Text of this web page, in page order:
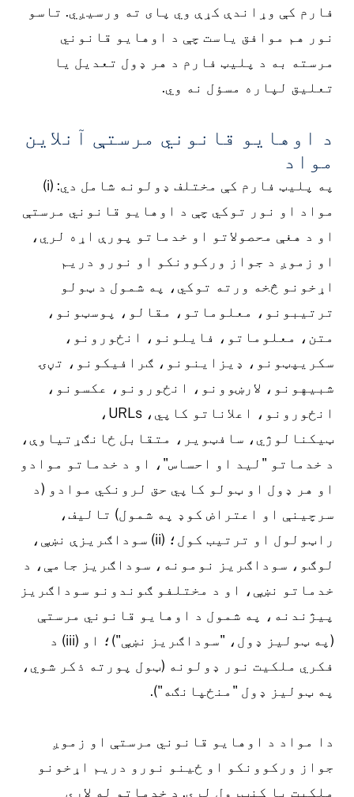
فارم کې وړاندې کړې وي پای ته ورسیږي. تاسو
نور هم موافق یاست چې د اوهایو قانوني
مرسته به د پلیټ فارم د هر ډول تعدیل یا
تعلیق لپاره مسؤل نه وي.
د اوهایو قانوني مرستې آنلاین
مواد
په پلیټ فارم کې مختلف ډولونه شامل دي: (i)
مواد او نور توکي چې د اوهایو قانوني مرستې
او د هغې محصولاتو او خدماتو پورې اړه لري،
او زموږ د جواز ورکوونکو او نورو دریم
اړخونو څخه ورته توکي، په شمول د ټولو
ترتیبونو، معلوماتو، مقالو، پوسټونو،
متن، معلوماتو، فایلونو، انځورونو،
سکریپټونو، ډیزاینونو، ګرافیکونو، تڼۍ
شبیهونو، لارښوونو، انځورونو، عکسونو،
انځورونو، اعلاناتو کاپي، URLs،
ټیکنالوژي، سافټویر، متقابل ځانګړتیاوې،
د خدماتو "لید او احساس"، او د خدماتو موادو
او هر ډول او ټولو کاپي حق لرونکي موادو (د
سرچینې او اعتراض کوډ په شمول) تالیف،
راټولول او ترتیب کول؛ (ii) سوداګریزې نښې،
لوګو، سوداګریز نومونه، سوداګریز جامې، د
خدماتو نښې، او د مختلفو ګوندونو سوداګریز
پیژندنه، په شمول د اوهایو قانوني مرستې
(په ټولیز ډول، "سوداګریز نښې")؛ او (iii) د
فکري ملکیت نور ډولونه (ټول پورته ذکر شوي،
په ټولیز ډول "منځپانګه").
دا مواد د اوهایو قانوني مرستې او زموږ
جواز ورکوونکو او ځینو نورو دریم اړخونو
ملکیت یا کنټرول لري. د خدماتو له لارې